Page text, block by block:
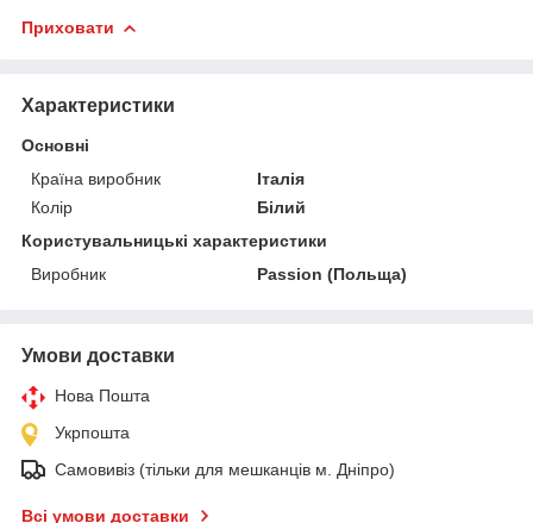
Приховати
Характеристики
Основні
Країна виробник
Італія
Колір
Білий
Користувальницькі характеристики
Виробник
Passion (Польща)
Умови доставки
Нова Пошта
Укрпошта
Самовивіз (тільки для мешканців м. Дніпро)
Всі умови доставки